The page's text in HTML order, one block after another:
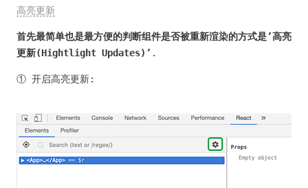
高亮更新
首先最简单也是最方便的判断组件是否被重新渲染的方式是’高亮
更新(Hightlight Updates)’ .
① 开启高亮更新: